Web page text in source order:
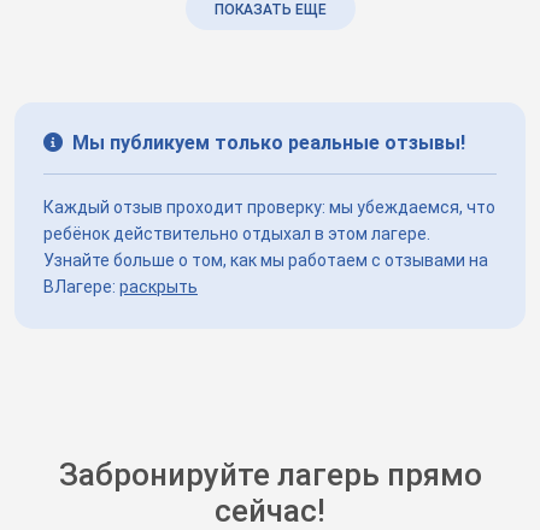
ПОКАЗАТЬ ЕЩЕ
Мы публикуем только реальные отзывы!
Каждый отзыв проходит проверку: мы убеждаемся, что
ребёнок действительно отдыхал в этом лагере.
Узнайте больше о том, как мы работаем с отзывами на
ВЛагере: раскрыть
Забронируйте лагерь прямо
сейчас!